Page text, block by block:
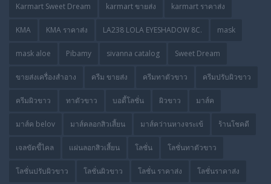
Karmart Sweet Dream karmart ขายส่ง karmart ราคาส่ง
KMA KMA ราคาส่ง LA238 LOLA EYESHADOW 8C. mask
mask aloe Pibamy sivanna catalog Sweet Dream
ขายส่งเครื่องสำอาง ครีม ขายส่ง ครีมทาตัวขาว ครีมปรับผิวขาว
ครีมผิวขาว ทาตัวขาว บอดี้โลชั่น ผิวขาว มาส์ค
มาส์ค belov มาส์คลอกสิวเสี้ยน มาส์คว่านหางจระเข้ ร้านโชคดี
เจลขัดขี้ไคล แผ่นลอกสิวเสี้ยน โลชั่น โลชั่นทาตัวขาว
โลชั่นปรับผิวขาว โลชั่นผิวขาว โลชั่น ราคาส่ง โลชั่นราคาส่ง